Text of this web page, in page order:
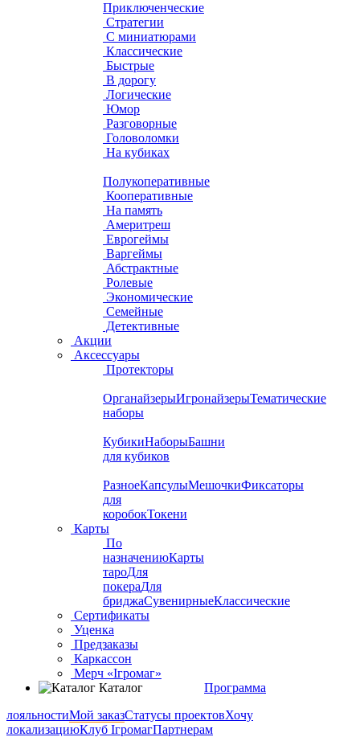
Приключенческие
Стратегии
С миниатюрами
Классические
Быстрые
В дорогу
Логические
Юмор
Разговорные
Головоломки
На кубиках
Полукоперативные
Кооперативные
На память
Америтреш
Еврогеймы
Варгеймы
Абстрактные
Ролевые
Экономические
Семейные
Детективные
Акции
Аксессуары
Протекторы
ОрганайзерыИгронайзерыТематические
наборы
КубикиНаборыБашни
для кубиков
РазноеКапсулыМешочкиФиксаторы
для
коробокТокени
Карты
По
назначениюКарты
тароДля
покераДля
бриджаСувенирныеКлассические
Сертификаты
Уценка
Предзаказы
Каркассон
Мерч «Ігромаг»
Каталог
Программа
лояльностиМой заказСтатусы проектовХочу
локализациюКлуб ІгромагПартнерам